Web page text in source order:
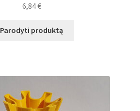
6,84€
Parodyti produktą